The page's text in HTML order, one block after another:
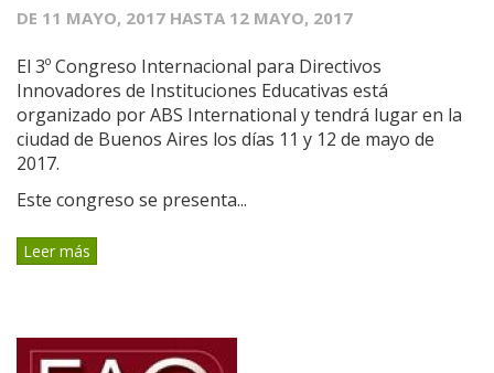
DE 11 MAYO, 2017 HASTA 12 MAYO, 2017
El 3º Congreso Internacional para Directivos
Innovadores de Instituciones Educativas está
organizado por ABS International y tendrá lugar en la
ciudad de Buenos Aires los días 11 y 12 de mayo de
2017.
Este congreso se presenta...
Leer más